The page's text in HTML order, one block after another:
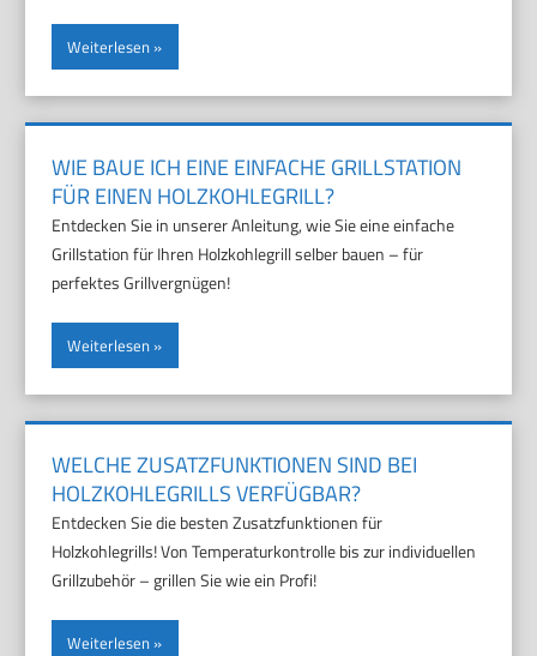
Weiterlesen
WIE BAUE ICH EINE EINFACHE GRILLSTATION
FÜR EINEN HOLZKOHLEGRILL?
Entdecken Sie in unserer Anleitung, wie Sie eine einfache
Grillstation für Ihren Holzkohlegrill selber bauen – für
perfektes Grillvergnügen!
Weiterlesen
WELCHE ZUSATZFUNKTIONEN SIND BEI
HOLZKOHLEGRILLS VERFÜGBAR?
Entdecken Sie die besten Zusatzfunktionen für
Holzkohlegrills! Von Temperaturkontrolle bis zur individuellen
Grillzubehör – grillen Sie wie ein Profi!
Weiterlesen